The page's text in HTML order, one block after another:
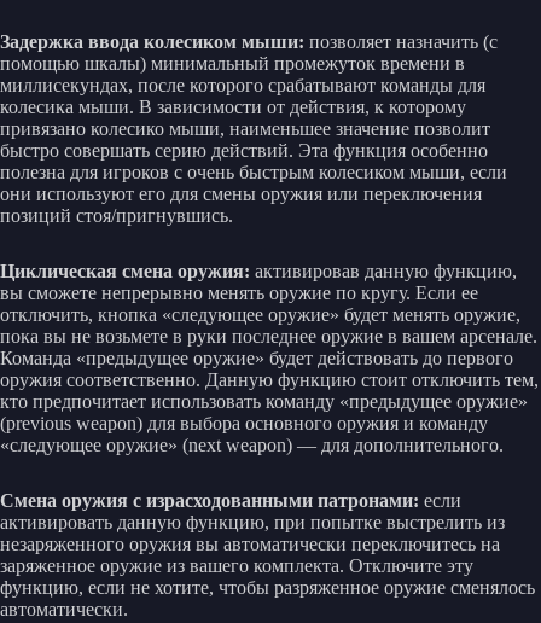
Задержка ввода колесиком мыши: позволяет назначить (с
помощью шкалы) минимальный промежуток времени в
миллисекундах, после которого срабатывают команды для
колесика мыши. В зависимости от действия, к которому
привязано колесико мыши, наименьшее значение позволит
быстро совершать серию действий. Эта функция особенно
полезна для игроков с очень быстрым колесиком мыши, если
они используют его для смены оружия или переключения
позиций стоя/пригнувшись.
Циклическая смена оружия: активировав данную функцию,
вы сможете непрерывно менять оружие по кругу. Если ее
отключить, кнопка «следующее оружие» будет менять оружие,
пока вы не возьмете в руки последнее оружие в вашем арсенале.
Команда «предыдущее оружие» будет действовать до первого
оружия соответственно. Данную функцию стоит отключить тем,
кто предпочитает использовать команду «предыдущее оружие»
(previous weapon) для выбора основного оружия и команду
«следующее оружие» (next weapon) — для дополнительного.
Смена оружия с израсходованными патронами: если
активировать данную функцию, при попытке выстрелить из
незаряженного оружия вы автоматически переключитесь на
заряженное оружие из вашего комплекта. Отключите эту
функцию, если не хотите, чтобы разряженное оружие сменялось
автоматически.